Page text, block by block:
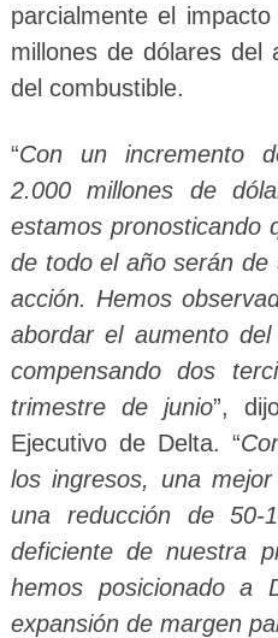
parcialmente el
millones de dólares del
del combustible.
“Con un incremento
2.000 millones de
estamos pronosticando
de todo el año serán
acción. Hemos
abordar el aumento
compensando dos
trimestre de junio”,
Ejecutivo de Delta. “
los ingresos, una
una reducción de 50-
deficiente de nuestra
hemos posicionado a
expansión de margen